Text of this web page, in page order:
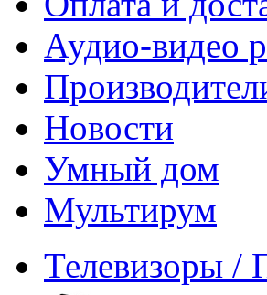
Аудио-видео
Новости
Умный дом
Мультирум
Телевизоры /